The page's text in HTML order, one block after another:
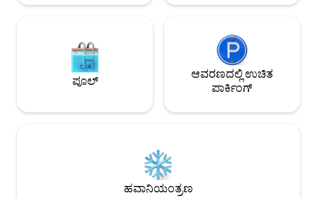
ಪೂಲ್
ಆವರಣದಲ್ಲಿ ಉಚಿತ
ಪಾರ್ಕಿಂಗ್
ಹವಾನಿಯಂತ್ರಣ